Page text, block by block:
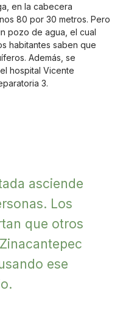
en la cabecera
80 por 30 metros. Pero
pozo de agua, el cual
habitantes saben que
Además, se
hospital Vicente
3.
asciende
Los
que otros
ese